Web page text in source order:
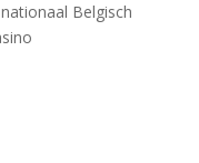
Belgisch